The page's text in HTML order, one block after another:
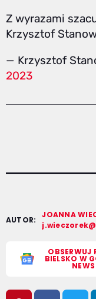
Z wyrazami
Krzysztof
— Krzysztof
2023
AUTOR:
JOANNA
OBSERWUJ
BIELSKO W
NEWS